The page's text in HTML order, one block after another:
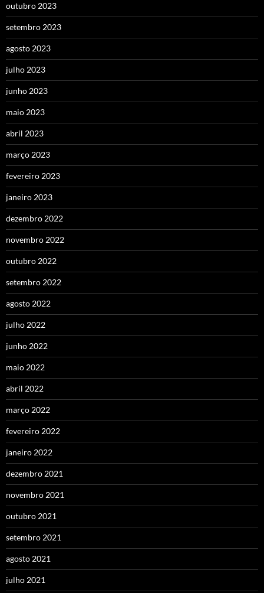
outubro 2023
setembro 2023
agosto 2023
julho 2023
junho 2023
maio 2023
abril 2023
março 2023
fevereiro 2023
janeiro 2023
dezembro 2022
novembro 2022
outubro 2022
setembro 2022
agosto 2022
julho 2022
junho 2022
maio 2022
abril 2022
março 2022
fevereiro 2022
janeiro 2022
dezembro 2021
novembro 2021
outubro 2021
setembro 2021
agosto 2021
julho 2021